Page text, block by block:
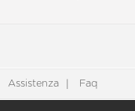
Assistenza Faq